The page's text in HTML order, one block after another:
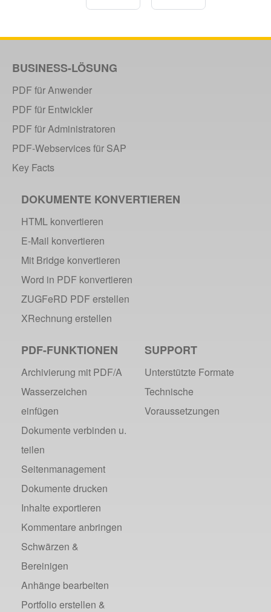
BUSINESS-LÖSUNG
PDF für Anwender
PDF für Entwickler
PDF für Administratoren
PDF-Webservices für SAP
Key Facts
DOKUMENTE KONVERTIEREN
HTML konvertieren
E-Mail konvertieren
Mit Bridge konvertieren
Word in PDF konvertieren
ZUGFeRD PDF erstellen
XRechnung erstellen
PDF-FUNKTIONEN
Archivierung mit PDF/A
Wasserzeichen
einfügen
Dokumente verbinden u.
teilen
Seitenmanagement
Dokumente drucken
Inhalte exportieren
Kommentare anbringen
Schwärzen &
Bereinigen
Anhänge bearbeiten
Portfolio erstellen &
SUPPORT
Unterstützte Formate
Technische
Voraussetzungen